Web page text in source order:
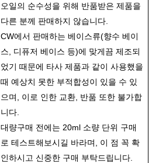
오일의 순수성을 위해 반품받은 제품을
다른 분께 판매하지 않습니다.
CW에서 판매하는 베이스류(향수 베이
스, 디퓨저 베이스 등)에 맞게끔 제조되
었기 때문에 타사 제품과 같이 사용했을
때 예상치 못한 부적합성이 있을 수 있
으며, 이로 인한 교환, 반품 또한 불가합
니다.
대량구매 전에는 20ml 소량 단위 구매
로 테스트해보시길 바라며, 이 점 꼭 확
인하시고 신중한 구매 부탁드립니다.